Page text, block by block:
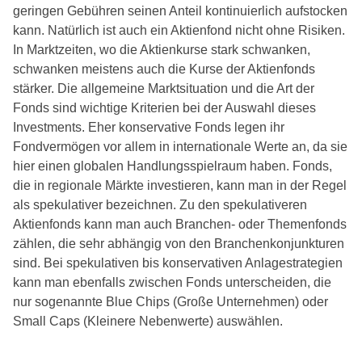
geringen Gebühren seinen Anteil kontinuierlich aufstocken
kann. Natürlich ist auch ein Aktienfond nicht ohne Risiken.
In Marktzeiten, wo die Aktienkurse stark schwanken,
schwanken meistens auch die Kurse der Aktienfonds
stärker. Die allgemeine Marktsituation und die Art der
Fonds sind wichtige Kriterien bei der Auswahl dieses
Investments. Eher konservative Fonds legen ihr
Fondvermögen vor allem in internationale Werte an, da sie
hier einen globalen Handlungsspielraum haben. Fonds,
die in regionale Märkte investieren, kann man in der Regel
als spekulativer bezeichnen. Zu den spekulativeren
Aktienfonds kann man auch Branchen- oder Themenfonds
zählen, die sehr abhängig von den Branchenkonjunkturen
sind. Bei spekulativen bis konservativen Anlagestrategien
kann man ebenfalls zwischen Fonds unterscheiden, die
nur sogenannte Blue Chips (Große Unternehmen) oder
Small Caps (Kleinere Nebenwerte) auswählen.